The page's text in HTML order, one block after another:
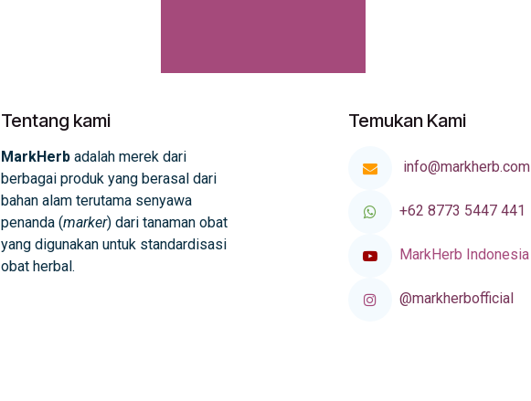
Tentang kami
MarkHerb adalah merek dari
berbagai produk yang berasal dari
bahan alam terutama senyawa
penanda (marker) dari tanaman obat
yang digunakan untuk standardisasi
obat herbal.
Temukan Kami
info@markherb.com
+62 8773 5447 441
MarkHerb Indonesia
@markherbofficial